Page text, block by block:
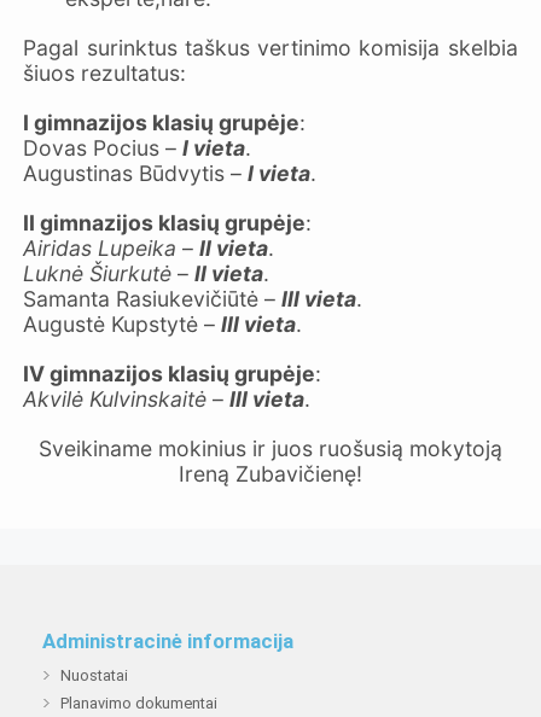
Pagal surinktus taškus vertinimo komisija skelbia
šiuos rezultatus:
I gimnazijos klasių grupėje:
Dovas Pocius –I vieta.
Augustinas Būdvytis –I vieta.
II gimnazijos klasių grupėje:
Airidas Lupeika –II vieta.
Luknė Šiurkutė –II vieta.
Samanta Rasiukevičiūtė –III vieta.
Augustė Kupstytė –III vieta.
IV gimnazijos klasių grupėje:
Akvilė Kulvinskaitė –III vieta.
Sveikiname mokinius ir juos ruošusią mokytoją
Ireną Zubavičienę!
Administracinė informacija
Nuostatai
Planavimo dokumentai